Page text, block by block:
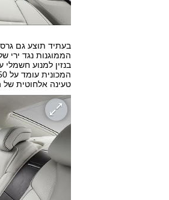
טעינה אלחוטית של